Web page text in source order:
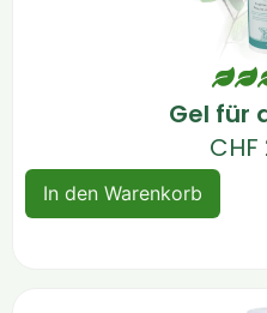
Gel für
CHF
In den Warenkorb